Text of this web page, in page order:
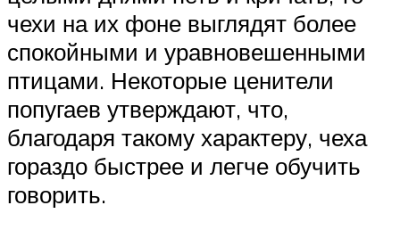
чехи на их фоне выглядят более
спокойными и уравновешенными
птицами. Некоторые ценители
попугаев утверждают, что,
благодаря такому характеру, чеха
гораздо быстрее и легче обучить
говорить.